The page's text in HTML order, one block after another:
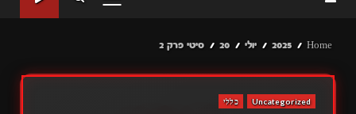
PRIMARY
Home
2025 יולי 20 סיטי פרק 2
Uncategorized כללי